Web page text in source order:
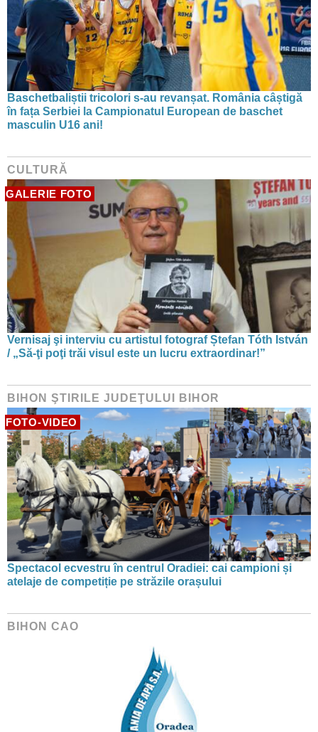
Baschetbaliștii tricolori s-au revanșat. România câștigă
în fața Serbiei la Campionatul European de baschet
masculin U16 ani!
CULTURĂ
GALERIE FOTO
Vernisaj şi interviu cu artistul fotograf Ștefan Tóth István
/ „Să-ţi poţi trăi visul este un lucru extraordinar!”
BIHON ŞTIRILE JUDEŢULUI BIHOR
FOTO-VIDEO
Spectacol ecvestru în centrul Oradiei: cai campioni și
atelaje de competiție pe străzile orașului
BIHON CAO